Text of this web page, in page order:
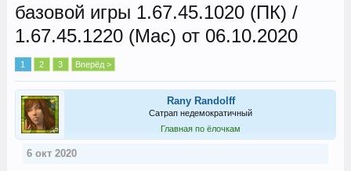
базовой игры 1.67.45.1020 (ПК) /
1.67.45.1220 (Mac) от 06.10.2020
1 2 3 Вперёд >
Rany Randolff
Сатрап недемократичный
Главная по ёлочкам
6 окт 2020